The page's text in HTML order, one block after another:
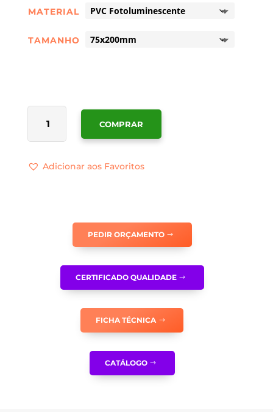
MATERIAL
TAMANHO
QUANTIDADE
SINALÉTICA
EXTINTOR
COMPRAR
Adicionar aos Favoritos
PEDIR ORÇAMENTO
CERTIFICADO QUALIDADE
FICHA TÉCNICA
CATÁLOGO